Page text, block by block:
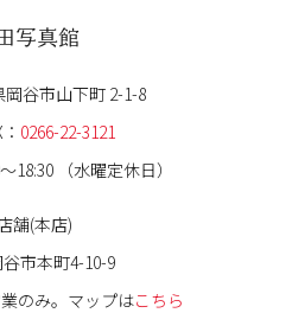
写真館
谷市山下町 2-1-8
0266-22-3121
18:30 （水曜定休日）
舗(本店)
市本町4-10-9
のみ。マップはこちら